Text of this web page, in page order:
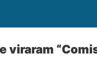
viraram